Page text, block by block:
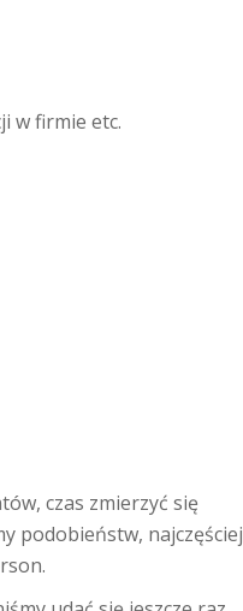
w firmie etc.
czas zmierzyć się
podobieństw, najczęściej